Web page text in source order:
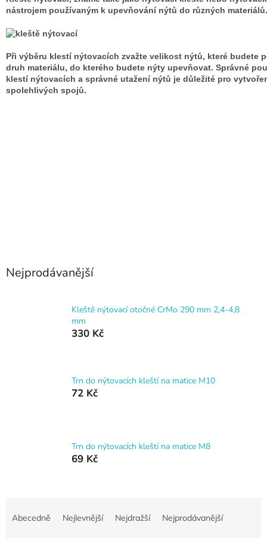
nástrojem používaným k upevňování nýtů do různých materiálů.
Při výběru klestí nýtovacích zvažte velikost nýtů, které budete
druh materiálu, do kterého budete nýty upevňovat. Správné
klestí nýtovacích a správné utažení nýtů je důležité pro
spolehlivých spojů.
Nejprodávanější
Kleště nýtovací otočné CrMo 290 mm 2,4-4,8
mm
330 Kč
Trn do nýtovacích kleští na matice M10
72 Kč
Trn do nýtovacích kleští na matice M8
69 Kč
Abecedně Nejlevnější Nejdražší Nejprodávanější